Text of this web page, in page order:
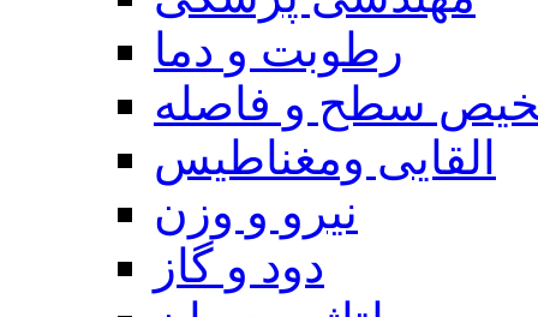
رطوبت و دما
سطح و فاصله
القایی ومغناطیس
نیرو و وزن
دود و گاز